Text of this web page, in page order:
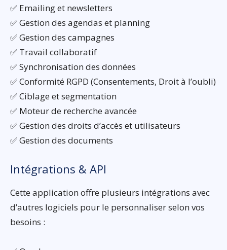
✅ Emailing et newsletters
✅ Gestion des agendas et planning
✅ Gestion des campagnes
✅ Travail collaboratif
✅ Synchronisation des données
✅ Conformité RGPD (Consentements, Droit à l’oubli)
✅ Ciblage et segmentation
✅ Moteur de recherche avancée
✅ Gestion des droits d’accès et utilisateurs
✅ Gestion des documents
Intégrations & API
Cette application offre plusieurs intégrations avec
d’autres logiciels pour le personnaliser selon vos
besoins :